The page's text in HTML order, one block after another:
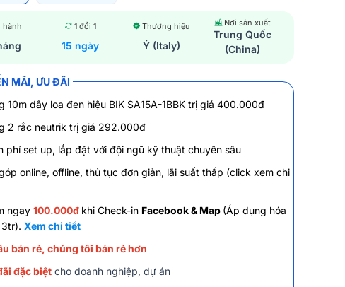
hành 1 đổi 1
15 ngày
Thương hiệu
Ý (Italy)
Nơi sản xuất
Trung Quốc
(China)
MÃI, ƯU ĐÃI
10m dây loa đen hiệu BIK SA15A-1BBK trị giá 400.000đ
2 rắc neutrik trị giá 292.000đ
phí set up, lắp đặt với đội ngũ kỹ thuật chuyên sâu
online, offline, thủ tục đơn giản, lãi suất thấp (click xem chi
ngay 100.000đ khi Check-in Facebook & Map (Áp dụng hóa
Xem chi tiết
bán rẻ, chúng tôi bán rẻ hơn
đặc biệt cho doanh nghiệp, dự án